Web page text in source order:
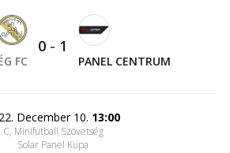
FC
0 - 1
PANEL CENTRUM
December 10. 13:00
C, Minifutball Szövetség
Solar Panel Kupa